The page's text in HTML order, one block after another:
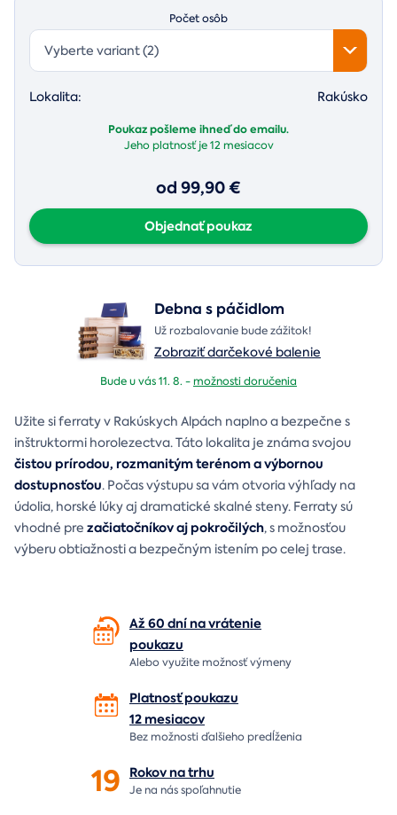
Počet osôb
Vyberte variant (2)
Lokalita: Rakúsko
Poukaz pošleme ihneď do emailu.
Jeho platnosť je12 mesiacov
od 99,90 €
Objednať poukaz
Debna s páčidlom
Už rozbalovanie bude zážitok!
Zobraziť darčekové balenie
Bude u vás 11. 8. -možnosti doručenia
Užite si ferraty v Rakúskych Alpách naplno a bezpečne s
inštruktormi horolezectva. Táto lokalita je známa svojou
čistou prírodou, rozmanitým terénom a výbornou
dostupnosťou. Počas výstupu sa vám otvoria výhľady na
údolia, horské lúky aj dramatické skalné steny. Ferraty sú
vhodné pre začiatočníkov aj pokročilých, s možnosťou
výberu obtiažnosti a bezpečným istením po celej trase.
Až 60 dní na vrátenie
poukazu
Alebo využite možnosť výmeny
Platnosť poukazu
12 mesiacov
Bez možnosti ďalšieho predĺženia
19 Rokov natrhu
Je na násspoľahnutie